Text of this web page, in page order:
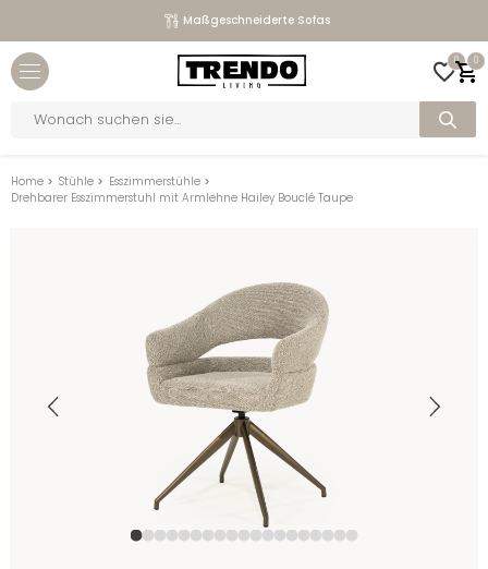
Maßgeschneiderte Sofas
0 0
search
Home > Stühle > Esszimmerstühle >
Drehbarer Esszimmerstuhl mit Armlehne Hailey Bouclé Taupe